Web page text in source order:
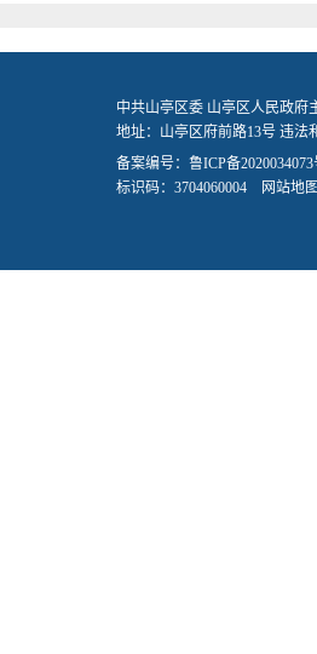
中共山亭区委 山亭区人民政府
地址：山亭区府前路13号 违法
备案编号： 鲁ICP备
标识码：3704060004 网站地